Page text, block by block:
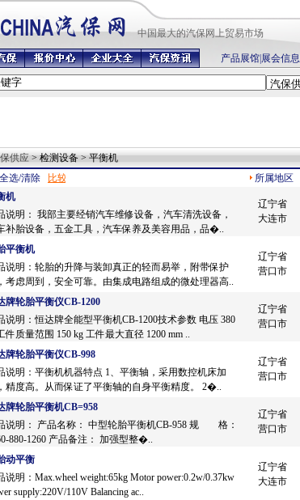
中国最大的汽保网上贸易市场
产品展馆| 展会信息
供应 > 检测设备 > 平衡机
全选/清除 所属地区
机
辽宁省
大连市
说明： 我部主要经销汽车维修设备，汽车清洗设备，
补胎设备，五金工具，汽车保养及美容用品，品�..
平衡机
辽宁省
营口市
说明：轮胎的升降与装卸真正的轻而易举，附带保护
考虑周到，安全可靠。由集成电路组成的微处理器高..
牌轮胎平衡仪CB-1200
辽宁省
营口市
说明：恒达牌全能型平衡机CB-1200技术参数 电压 380
件质量范围 150 kg 工件最大直径 1200 mm ..
牌轮胎平衡仪CB-998
辽宁省
营口市
说明：平衡机机器特点 1、平衡轴，采用数控机床加
精度高。从而保证了平衡轴的自身平衡精度。 2�..
牌轮胎平衡机CB=958
辽宁省
营口市
说明： 产品名称： 中型轮胎平衡机CB-958 规 格：
880-1260 产品备注： 加强型整�..
动平衡
辽宁省
大连市
说明：Max.wheel weight:65kg Motor power:0.2w/0.37kw
supply:220V/110V Balancing ac..